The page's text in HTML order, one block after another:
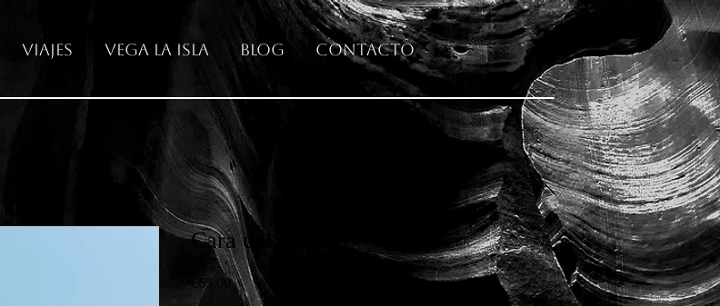
Viajes Vega La Isla Blog Contacto
Cara del caballo
€65.00Price